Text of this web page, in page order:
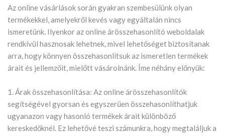
Az online vásárlások során gyakran szembesülünk olyan
termékekkel, amelyekről kevés vagy egyáltalán nincs
ismeretünk. Ilyenkor az online árösszehasonlító weboldalak
rendkívül hasznosak lehetnek, mivel lehetőséget biztosítanak
arra, hogy könnyen összehasonlítsuk az ismeretlen termékek
árait és jellemzőit, mielőtt vásárolnánk. Íme néhány előnyük:
1. Árak összehasonlítása: Az online árösszehasonlítók
segítségével gyorsan és egyszerűen összehasonlíthatjuk
ugyanazon vagy hasonló termékek árait különböző
kereskedőknél. Ez lehetővé teszi számunkra, hogy megtaláljuk a